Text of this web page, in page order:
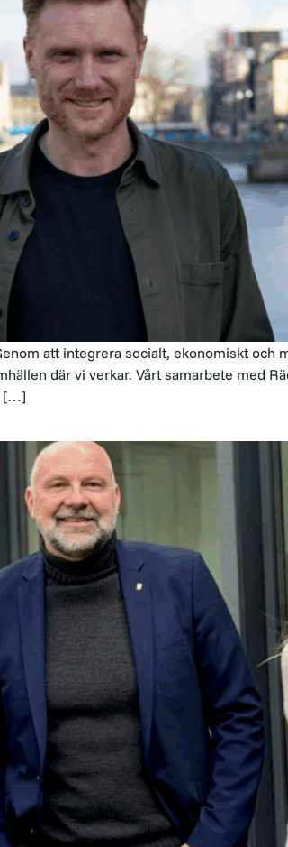
att integrera socialt, ekonomiskt och
där vi verkar. Vårt samarbete med
[…]